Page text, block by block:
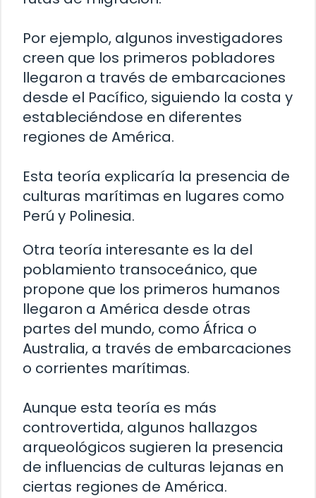
Por ejemplo, algunos investigadores
creen que los primeros pobladores
llegaron a través de embarcaciones
desde el Pacífico, siguiendo la costa y
estableciéndose en diferentes
regiones de América.
Esta teoría explicaría la presencia de
culturas marítimas en lugares como
Perú y Polinesia.
Otra teoría interesante es la del
poblamiento transoceánico, que
propone que los primeros humanos
llegaron a América desde otras
partes del mundo, como África o
Australia, a través de embarcaciones
o corrientes marítimas.
Aunque esta teoría es más
controvertida, algunos hallazgos
arqueológicos sugieren la presencia
de influencias de culturas lejanas en
ciertas regiones de América.